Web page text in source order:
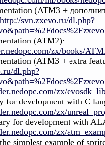
(ATM3 +
http://svn.zxevo.ru/dl.php?
(ATM2):
zx/books/
(ATM3 + extra
dl.php?
zx/
for development with C
zx/
for development with
zx/
simplest example of